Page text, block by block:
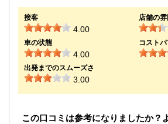
接客
4.00
店舗の
車の状態
4.00
コスト
出発までのスムーズさ
3.00
この口コミは参考になりましたか？